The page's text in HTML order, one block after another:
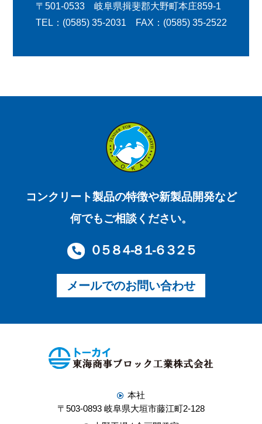
〒501-0533 岐阜県揖斐郡大野町本庄859-1
TEL：(0585) 35-2031 FAX：(0585) 35-2522
コンクリート製品の特徴や新製品開発など
何でもご相談ください。
０５８４-８１-６３２５
メールでのお問い合わせ
本社
〒503-0893 岐阜県大垣市藤江町2-128